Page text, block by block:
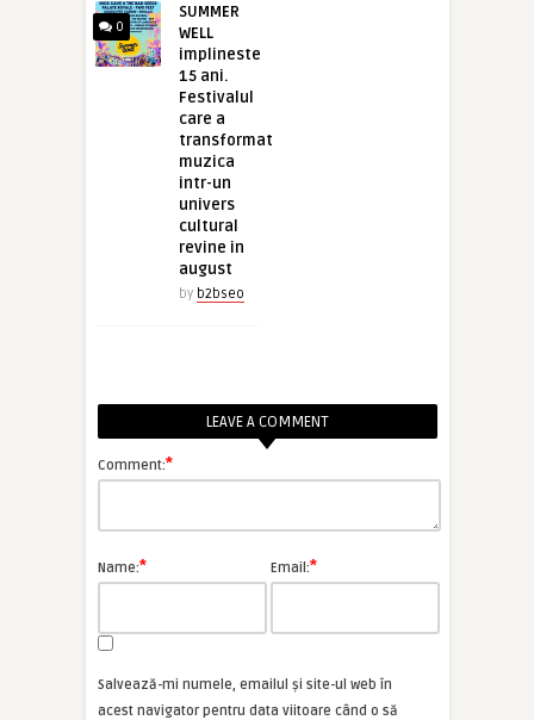
0
SUMMER
WELL
implineste
15 ani.
Festivalul
care a
transformat
muzica
intr-un
univers
cultural
revine in
august
by b2bseo
LEAVE A COMMENT
Comment:*
Name:* Email:*
Salvează-mi numele, emailul și site-ul web în
acest navigator pentru data viitoare când o să